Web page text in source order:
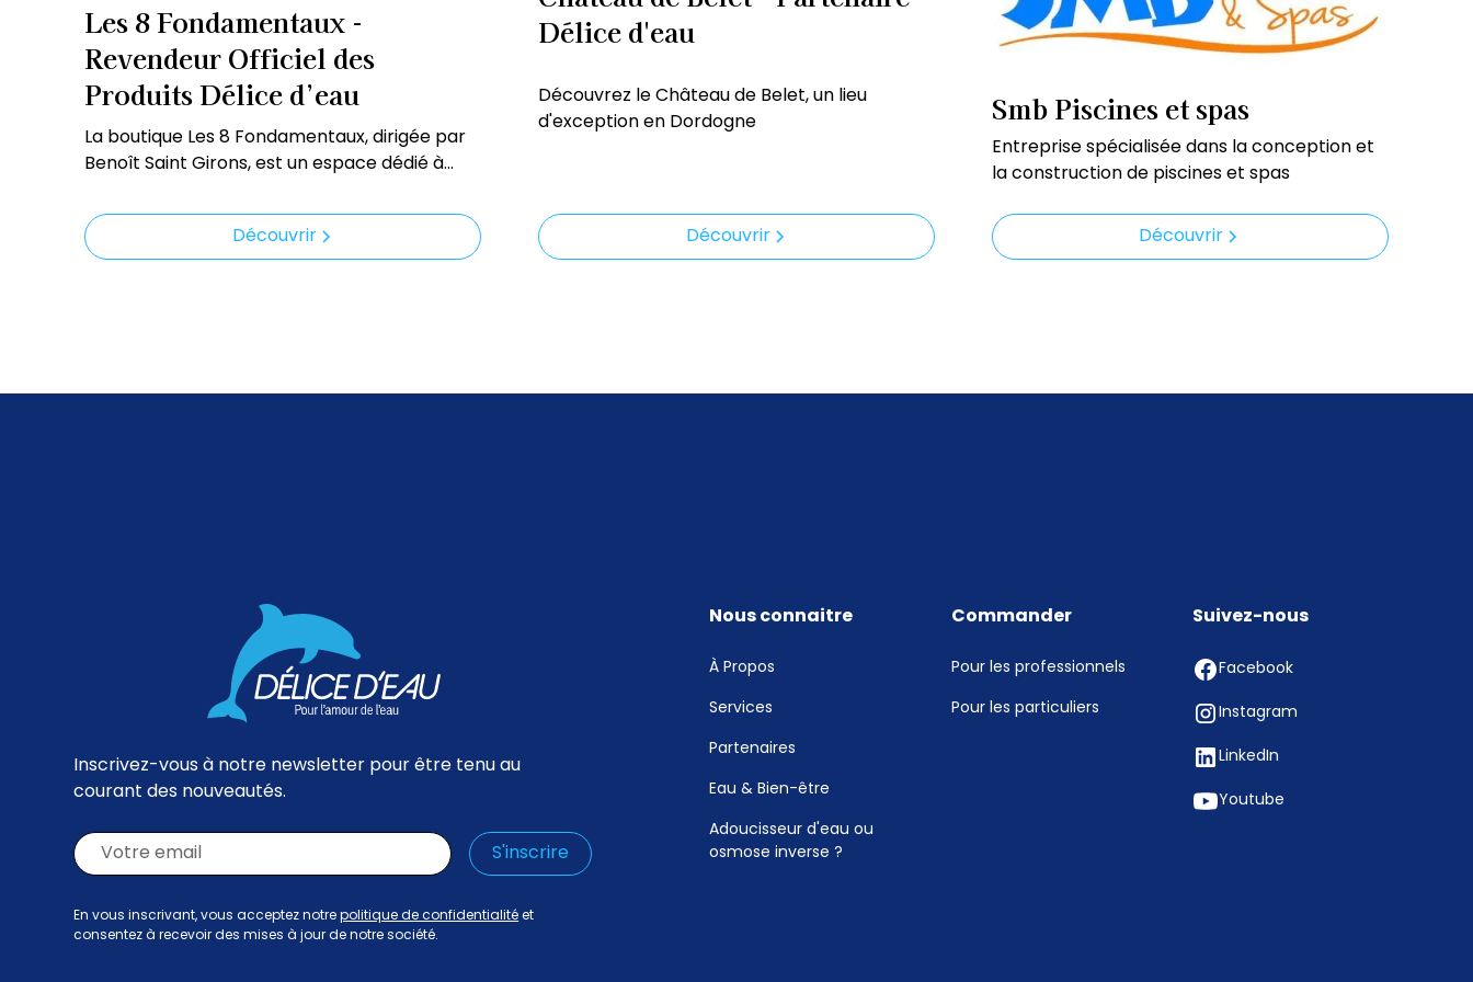
Les 8 Fondamentaux -
Revendeur Officiel des
Produits Délice d’eau
La boutique Les 8 Fondamentaux, dirigée par
Benoît Saint Girons, est un espace dédié à
officiel, elle vous propose la gamme
complète des produits Délice d’eau, tous
Découvrir
Délice d'eau
Découvrez le Château de Belet, un lieu
d'exception en Dordogne
Découvrir
Smb Piscines et spas
Entreprise spécialisée dans la conception et
la construction de piscines et spas
Découvrir
Inscrivez-vous à notre newsletter pour être tenu au
courant des nouveautés.
En vous inscrivant, vous acceptez notrepolitique de confidentialité et
consentez à recevoir des mises à jour de notre société.
Nous connaitre
À Propos
Services
Partenaires
Eau & Bien-être
Adoucisseur d'eau ou
osmose inverse ?
Commander
Pour les professionnels
Pour les particuliers
Suivez-nous
Facebook
Instagram
LinkedIn
Youtube